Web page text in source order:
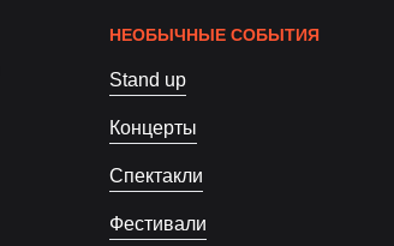
НЕОБЫЧНЫЕ СОБЫТИЯ
Stand up
Концерты
Спектакли
Фестивали